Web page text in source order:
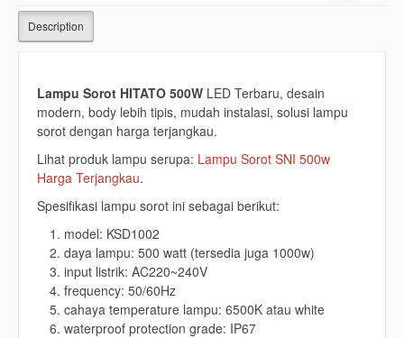
Description
Lampu Sorot HITATO 500W LED Terbaru, desain
modern, body lebih tipis, mudah instalasi, solusi lampu
sorot dengan harga terjangkau.
Lihat produk lampu serupa: Lampu Sorot SNI 500w
Harga Terjangkau.
Spesifikasi lampu sorot ini sebagai berikut:
model: KSD1002
daya lampu: 500 watt (tersedia juga 1000w)
input listrik: AC220~240V
frequency: 50/60Hz
cahaya temperature lampu: 6500K atau white
waterproof protection grade: IP67